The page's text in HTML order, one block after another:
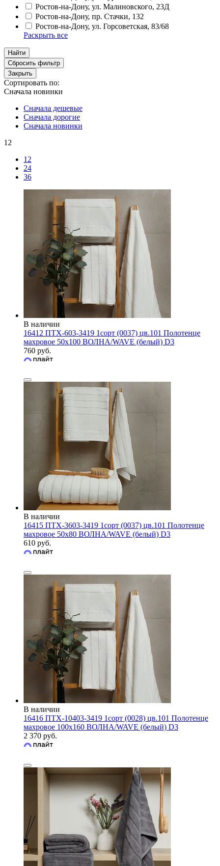
Ростов-на-Дону, ул. Малиновского, 23Д
Ростов-на-Дону, пр. Стачки, 132
Ростов-на-Дону, ул. Горсоветская, 83/68
Раскрыть все
Найти
Сбросить фильтр
Закрыть
Сортировать по:
Сначала новинки
Сначала дешевые
Сначала дорогие
Сначала новинки
12
12
24
36
В наличии
16412 ПТХ-603-3419 1сорт (0037) цв.101 Полотенце
махровое 50х100 ВОЛНА/WAVE (белый) D3
760 руб.
В наличии
16415 ПТХ-3603-3419 1сорт (0037) цв.101 Полотенце
махровое 50х80 ВОЛНА/WAVE (белый) D3
610 руб.
В наличии
16416 ПТХ-10403-3419 1сорт (0028) цв.101 Полотенце
махровое 100х160 ВОЛНА/WAVE (белый) D3
2 370 руб.